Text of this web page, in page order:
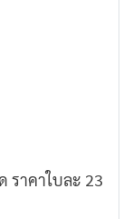
ราคาใบละ 23